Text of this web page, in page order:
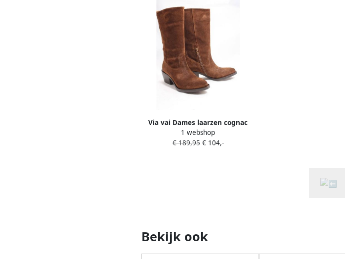
Via vai Dames laarzen cognac
1 webshop
€ 189,95€ 104,-
Bekijk ook